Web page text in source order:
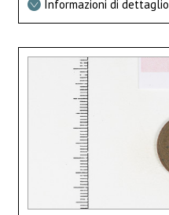
Informazioni di dettaglio